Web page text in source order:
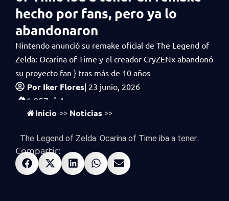
hecho por fans, pero ya lo
abandonaron
Nintendo anunció su remake oficial de The Legend of
Zelda: Ocarina of Time y el creador CryZENx abandonó
su proyecto fan } tras más de 10 años
Por Iker Flores| 23 junio, 2026
1,857 vistas
Inicio >> Noticias >>
The Legend of Zelda: Ocarina of Time iba a tener...
Compartir: